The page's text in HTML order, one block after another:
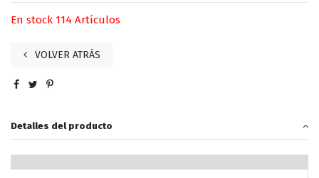
En stock 114 Artículos
VOLVER ATRÁS
Detalles del producto